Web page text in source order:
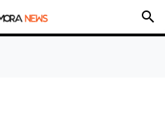
search